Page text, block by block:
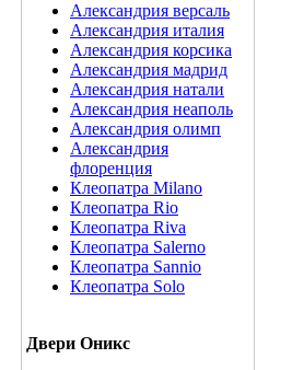
Александрия версаль
Александрия италия
Александрия корсика
Александрия мадрид
Александрия натали
Александрия неаполь
Александрия олимп
Александрия
флоренция
Клеопатра Milano
Клеопатра Rio
Клеопатра Riva
Клеопатра Salerno
Клеопатра Sannio
Клеопатра Solo
Двери Оникс